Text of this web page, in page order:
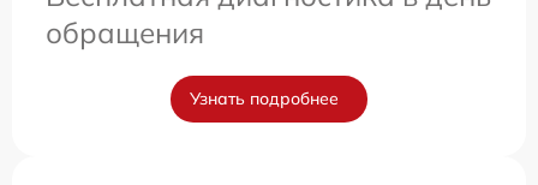
обращения
Узнать подробнее